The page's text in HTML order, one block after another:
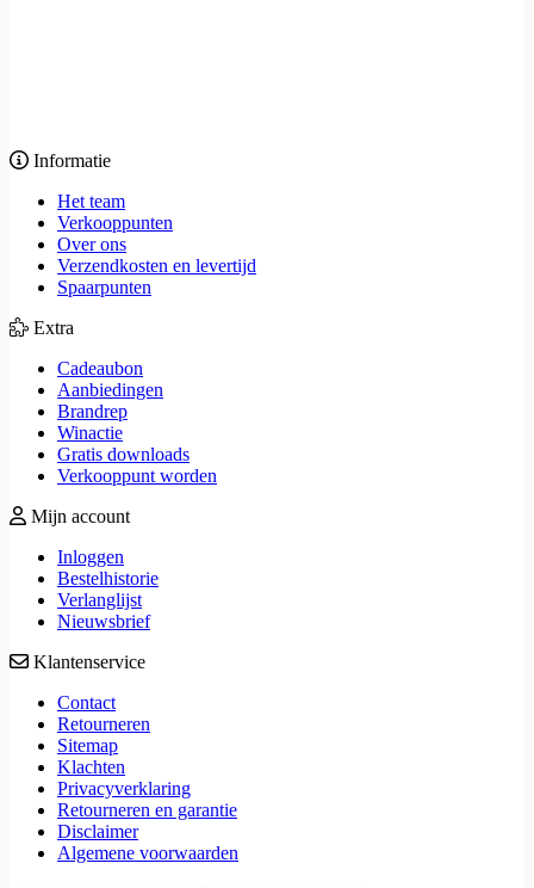
Informatie
Het team
Verkooppunten
Over ons
Verzendkosten en levertijd
Spaarpunten
Extra
Cadeaubon
Aanbiedingen
Brandrep
Winactie
Gratis downloads
Verkooppunt worden
Mijn account
Inloggen
Bestelhistorie
Verlanglijst
Nieuwsbrief
Klantenservice
Contact
Retourneren
Sitemap
Klachten
Privacyverklaring
Retourneren en garantie
Disclaimer
Algemene voorwaarden